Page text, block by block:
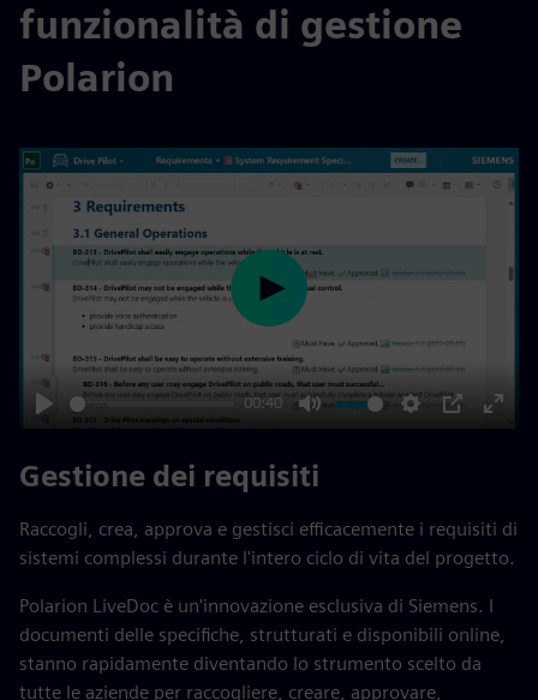
funzionalità di gestione
Polarion
Play
00:40
Mute Settings
PIP
Play
Gestione dei requisiti
Raccogli, crea, approva e gestisci efficacemente i requisiti di
sistemi complessi durante l'intero ciclo di vita del progetto.
Polarion LiveDoc è un'innovazione esclusiva di Siemens. I
documenti delle specifiche, strutturati e disponibili online,
stanno rapidamente diventando lo strumento scelto da
tutte le aziende per raccogliere, creare, approvare,